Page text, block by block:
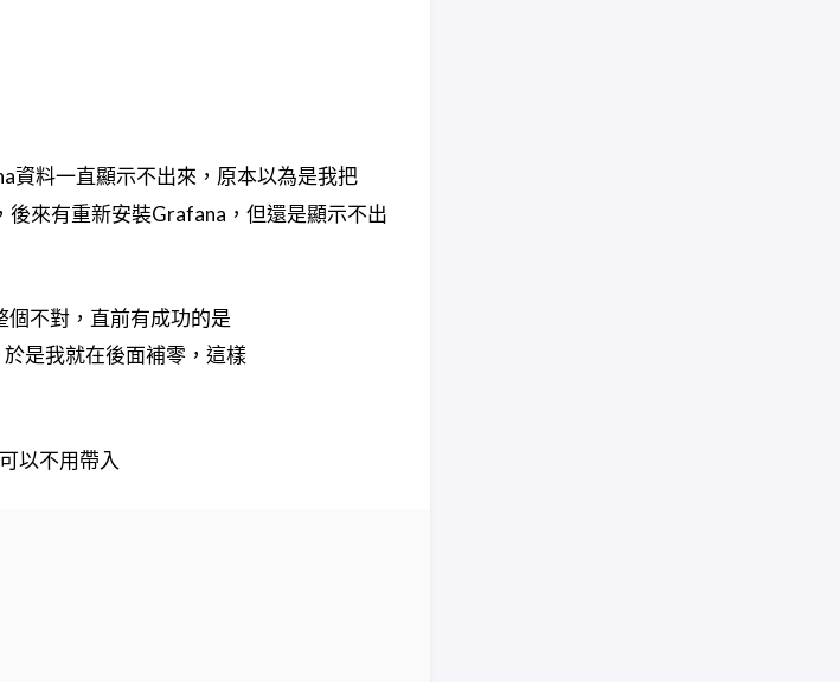
資料一直顯示不出來，原本以為是我把
來有重新安裝Grafana，但還是顯示不出
不對，直前有成功的是
於是我就在後面補零，這樣
以不用帶入